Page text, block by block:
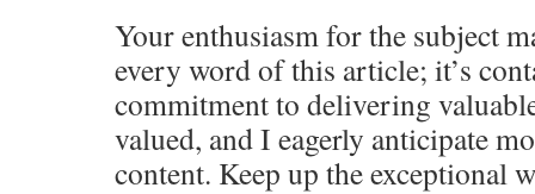
Your enthusiasm for the subject
every word of this article; it’s
commitment to delivering
valued, and I eagerly anticipate
content. Keep up the exceptional